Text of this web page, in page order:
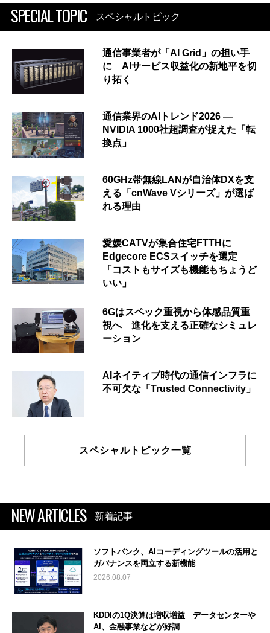
SPECIAL TOPIC スペシャルトピック
通信事業者が「AI Grid」の担い手
に AIサービス収益化の新地平を切
り拓く
通信業界のAIトレンド2026 ―
NVIDIA 1000社超調査が捉えた「転
換点」
60GHz帯無線LANが自治体DXを支
える「cnWave Vシリーズ」が選ば
れる理由
愛媛CATVが集合住宅FTTHに
Edgecore ECSスイッチを選定
「コストもサイズも機能もちょうど
いい」
6Gはスペック重視から体感品質重
視へ 進化を支える正確なシミュレ
ーション
AIネイティブ時代の通信インフラに
不可欠な「Trusted Connectivity」
スペシャルトピック一覧
NEW ARTICLES 新着記事
ソフトバンク、AIコーディングツールの活用と
ガバナンスを両立する新機能
2026.08.07
KDDIの1Q決算は増収増益 データセンターや
AI、金融事業などが好調